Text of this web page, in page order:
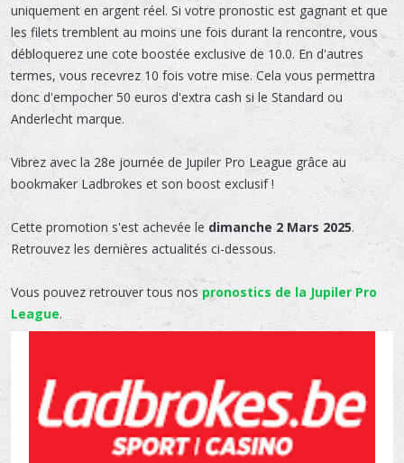
uniquement en argent réel. Si votre pronostic est gagnant et que
les filets tremblent au moins une fois durant la rencontre, vous
débloquerez une cote boostée exclusive de 10.0. En d'autres
termes, vous recevrez 10 fois votre mise. Cela vous permettra
donc d'empocher 50 euros d'extra cash si le Standard ou
Anderlecht marque.
Vibrez avec la 28e journée de Jupiler Pro League grâce au
bookmaker Ladbrokes et son boost exclusif !
Cette promotion s'est achevée le dimanche 2 Mars 2025.
Retrouvez les dernières actualités ci-dessous.
Vous pouvez retrouver tous nos pronostics de la Jupiler Pro
League.